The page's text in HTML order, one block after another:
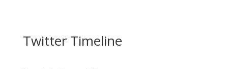
Twitter Timeline